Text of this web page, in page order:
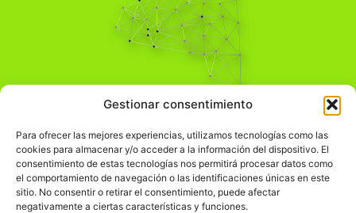
Gestionar consentimiento
Para ofrecer las mejores experiencias, utilizamos tecnologías como las
cookies para almacenar y/o acceder a la información del dispositivo. El
consentimiento de estas tecnologías nos permitirá procesar datos como
el comportamiento de navegación o las identificaciones únicas en este
sitio. No consentir o retirar el consentimiento, puede afectar
negativamente a ciertas características y funciones.
Pensamiento Crítico
Comprender el mundo para transformarlo.
Información Legal